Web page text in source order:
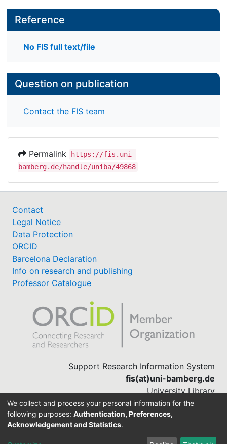
Reference
No FIS full text/file
Question on publication
Contact the FIS team
Permalink
https://fis.uni-
bamberg.de/handle/uniba/49868
Contact
Legal Notice
Data Protection
ORCID
Barcelona Declaration
Info on research and publishing
Professor Catalogue
Support Research Information System
fis(at)uni-bamberg.de
University Library
(0951) 863-1568
DSpace-CRIS software
We collect and process your personal information for the
following purposes: Authentication, Preferences,
Acknowledgement and Statistics.